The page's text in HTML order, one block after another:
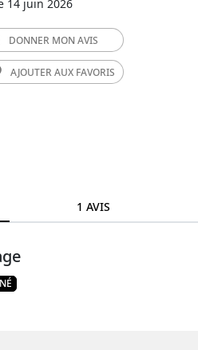
14 juin 2026
DONNER MON AVIS
AJOUTER AUX FAVORIS
1 AVIS